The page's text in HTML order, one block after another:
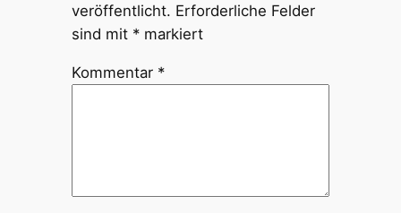
veröffentlicht. Erforderliche Felder
sind mit *markiert
Kommentar *